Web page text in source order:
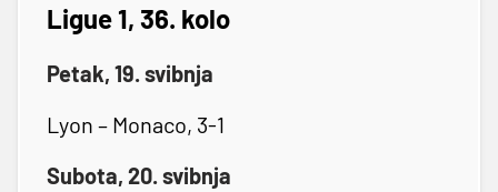
Ligue 1, 36. kolo
Petak, 19. svibnja
Lyon – Monaco, 3-1
Subota, 20. svibnja